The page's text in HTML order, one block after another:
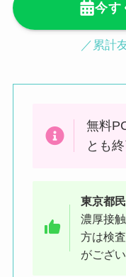
2分）
JR渋谷駅「
ます
町皮ふ科・
麹町駅徒歩
永田町駅徒
今す
／累計
無料
とも
東京都民
濃厚接
方は検
がござい